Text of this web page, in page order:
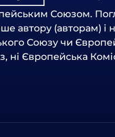
Союзом.
автору (авторам) і
Союзу чи
ні Європейська